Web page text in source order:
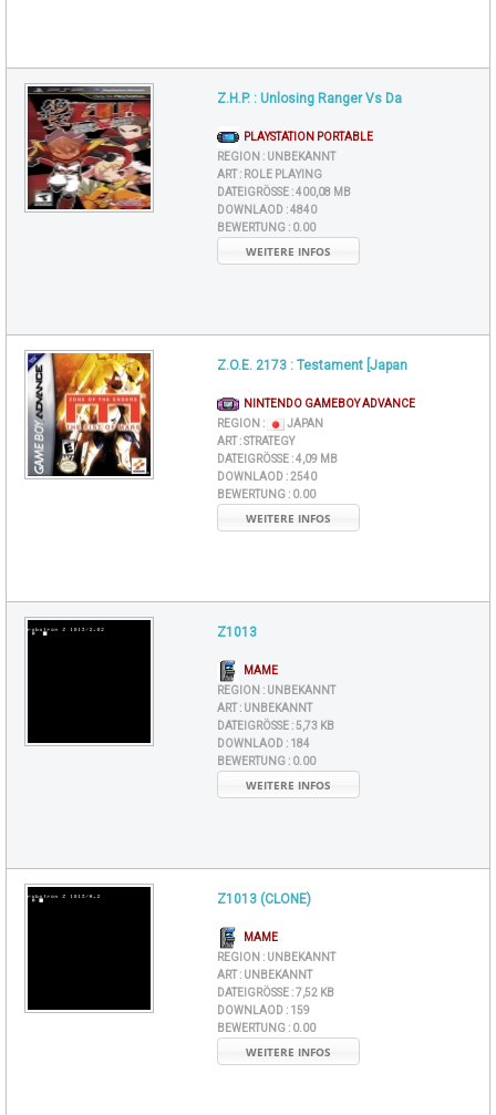
Z.H.P. : Unlosing Ranger Vs Da
PLAYSTATION PORTABLE
REGION : UNBEKANNT
ART : ROLE PLAYING
DATEIGRÖSSE : 400,08 MB
DOWNLAOD :4840
BEWERTUNG : 0.00
WEITERE INFOS
Z.O.E. 2173 : Testament [Japan
NINTENDO GAMEBOY ADVANCE
REGION :
JAPAN
ART :STRATEGY
DATEIGRÖSSE : 4,09 MB
DOWNLAOD :2540
BEWERTUNG : 0.00
WEITERE INFOS
Z1013
MAME
REGION : UNBEKANNT
ART : UNBEKANNT
DATEIGRÖSSE : 5,73 KB
DOWNLAOD : 184
BEWERTUNG : 0.00
WEITERE INFOS
Z1013 (CLONE)
MAME
REGION : UNBEKANNT
ART : UNBEKANNT
DATEIGRÖSSE : 7,52 KB
DOWNLAOD : 159
BEWERTUNG : 0.00
WEITERE INFOS